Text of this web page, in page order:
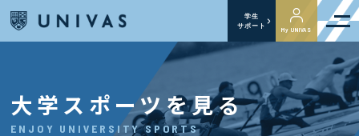
学生
サポート
My UNIVAS
大学スポーツを見る
ENJOY UNIVERSITY SPORTS